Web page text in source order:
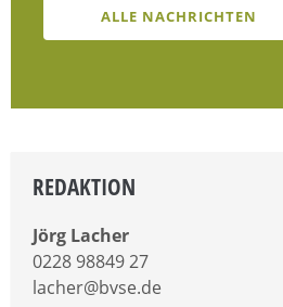
ALLE NACHRICHTEN
REDAKTION
Jörg Lacher
0228 98849 27
lacher@bvse.de